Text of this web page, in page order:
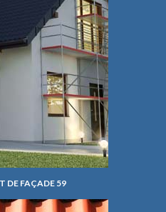
DE FAÇADE 59